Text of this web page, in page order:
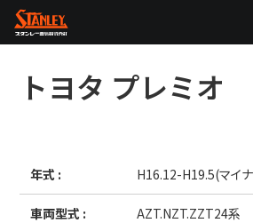
企業情報
テクノロジー
トヨタ プレミオ
年式 : H16.12-H19.5(マイ
車両型式 : AZT.NZT.ZZT24系